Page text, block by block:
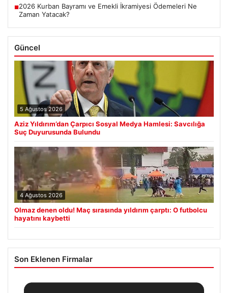
■2026 Kurban Bayramı ve Emekli İkramiyesi Ödemeleri Ne
Zaman Yatacak?
Güncel
5 Ağustos 2026
Aziz Yıldırım’dan Çarpıcı Sosyal Medya Hamlesi: Savcılığa
Suç Duyurusunda Bulundu
4 Ağustos 2026
Olmaz denen oldu! Maç sırasında yıldırım çarptı: O futbolcu
hayatını kaybetti
Son Eklenen Firmalar